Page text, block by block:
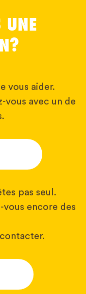
UNE
vous aider.
vous avec un de
pas seul.
vous encore des